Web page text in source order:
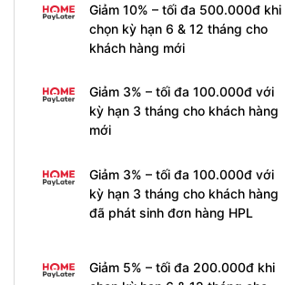
Giảm 10% – tối đa 500.000đ khi
chọn kỳ hạn 6 & 12 tháng cho
khách hàng mới
Giảm 3% – tối đa 100.000đ với
kỳ hạn 3 tháng cho khách hàng
mới
Giảm 3% – tối đa 100.000đ với
kỳ hạn 3 tháng cho khách hàng
đã phát sinh đơn hàng HPL
Giảm 5% – tối đa 200.000đ khi